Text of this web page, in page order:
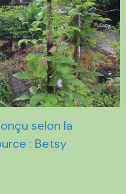
selon la
: Betsy